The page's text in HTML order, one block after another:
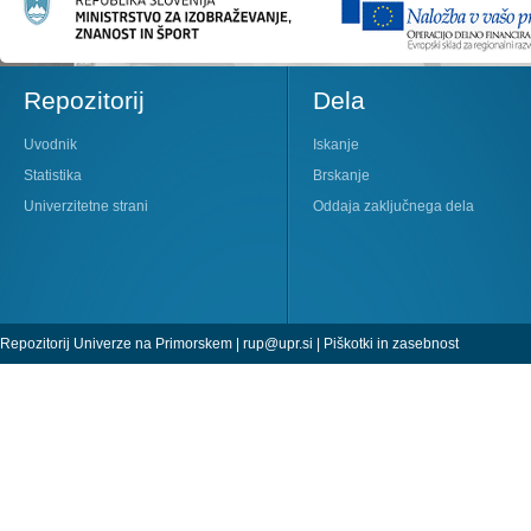
Repozitorij
Uvodnik
Statistika
Univerzitetne strani
Dela
Iskanje
Brskanje
Oddaja zaključnega dela
Repozitorij Univerze na Primorskem | rup@upr.si | Piškotki in zasebnost